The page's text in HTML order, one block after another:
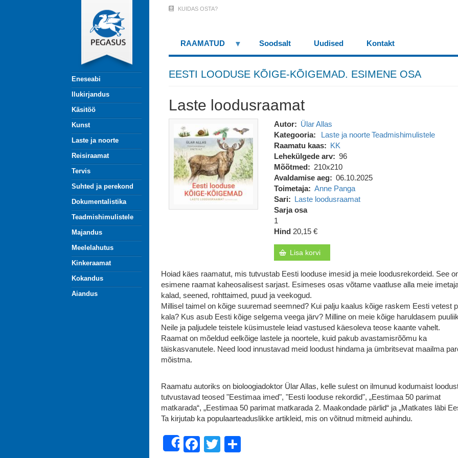
Eneseabi
Ilukirjandus
Käsitöö
Kunst
Laste ja noorte
Reisiraamat
Tervis
Suhted ja perekond
Dokumentalistika
Teadmishimulistele
Majandus
Meelelahutus
Kinkeraamat
Kokandus
Aiandus
Menu
(logged
KUIDAS OSTA?
RAAMATUD Soodsalt Uudised Kontakt
EESTI LOODUSE KÕIGE-KÕIGEMAD. ESIMENE OSA
Laste loodusraamat
Autor
Ülar Allas
Kategooria
Laste ja noorte Teadmishimulistele
Raamatu kaas
KK
Lehekülgede arv
96
Mõõtmed
210x210
Avaldamise aeg
06.10.2025
Toimetaja
Anne Panga
Sari
Laste loodusraamat
Sarja osa
1
Hind 20,15 €
Lisa korvi
Hoiad käes raamatut, mis tutvustab Eesti looduse imesid ja meie loodusrekordeid. See
esimene raamat kaheosalisest sarjast. Esimeses osas võtame vaatluse alla meie
kalad, seened, rohttaimed, puud ja veekogud.
Millisel taimel on kõige suuremad seemned? Kui palju kaalus kõige raskem Eesti vetest
kala? Kus asub Eesti kõige selgema veega järv? Milline on meie kõige haruldasem
Neile ja paljudele teistele küsimustele leiad vastused käesoleva teose kaante vahelt.
Raamat on mõeldud eelkõige lastele ja noortele, kuid pakub avastamisrõõmu ka
täiskasvanutele. Need lood innustavad meid loodust hindama ja ümbritsevat maailma
mõistma.
Raamatu autoriks on bioloogiadoktor Ülar Allas, kelle sulest on ilmunud kodumaist
tutvustavad teosed "Eestimaa imed", "Eesti looduse rekordid", „Eestimaa 50 parimat
matkarada“, „Eestimaa 50 parimat matkarada 2. Maakondade pärlid“ ja „Matkates läbi
Ta kirjutab ka populaarteaduslikke artikleid, mis on võitnud mitmeid auhindu.
ShareFacebook
Twitter